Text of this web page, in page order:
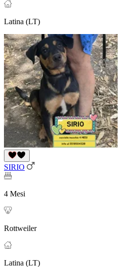
Latina (LT)
SIRIO
4 Mesi
Rottweiler
Latina (LT)